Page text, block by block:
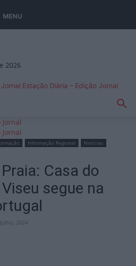
MENU
2026
Estação Diária – Edição Jornal
Informação Regional
Notícias
Casa do
segue na
2024